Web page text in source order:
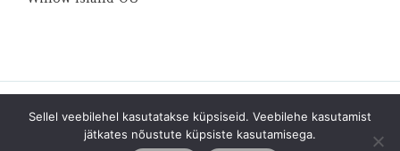
Copyright © 2026 Emotions by Kris | Powered by Emotions
by Kris
Sellel veebilehel kasutatakse küpsiseid. Veebilehe kasutamist
jätkates nõustute küpsiste kasutamisega.